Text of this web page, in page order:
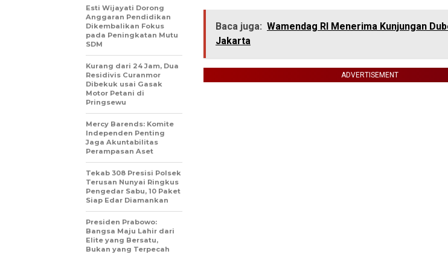
Baca juga: Wamendag RI Menerima Kunjungan
Jakarta
ADVERTISEMENT
Esti Wijayati Dorong
Anggaran Pendidikan
Dikembalikan Fokus
pada Peningkatan Mutu
SDM
Kurang dari 24 Jam, Dua
Residivis Curanmor
Dibekuk usai Gasak
Motor Petani di
Pringsewu
Mercy Barends: Komite
Independen Penting
Jaga Akuntabilitas
Perampasan Aset
Tekab 308 Presisi Polsek
Terusan Nunyai Ringkus
Pengedar Sabu, 10 Paket
Siap Edar Diamankan
Presiden Prabowo:
Bangsa Maju Lahir dari
Elite yang Bersatu,
Bukan yang Terpecah